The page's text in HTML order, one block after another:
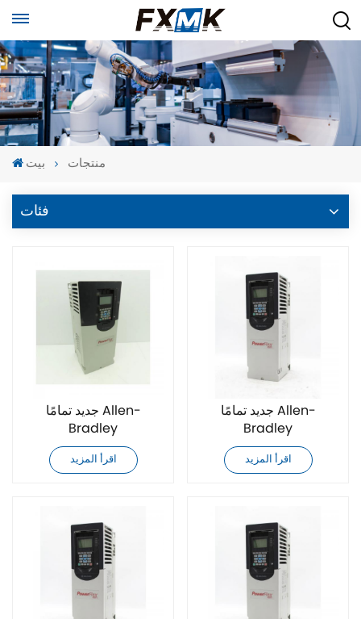
بيت منتجات
فئات
جديد تمامًا Allen-
Bradley
20F11RD8P0AA0NNNNN
محرك تيار متردد
اقرأ المزيد
جديد تمامًا Allen-
Bradley
20F14NC085AA0NNNNN
محرك تيار متردد
اقرأ المزيد